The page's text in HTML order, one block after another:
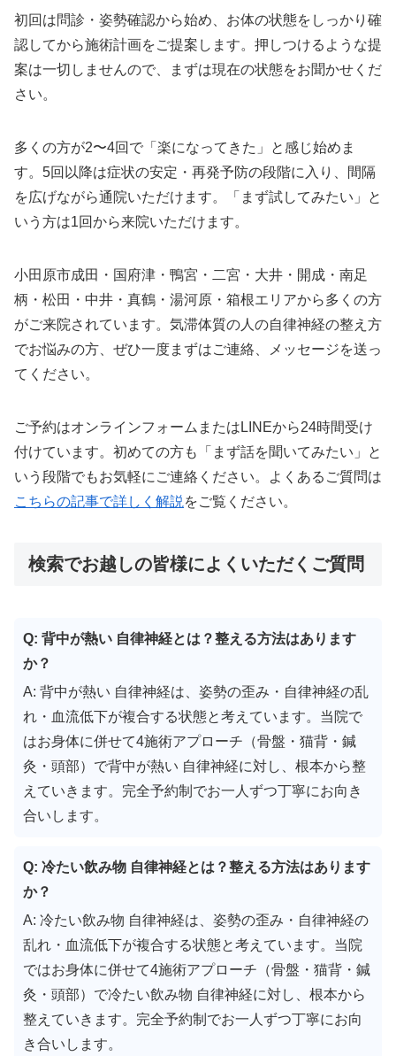
初回は問診・姿勢確認から始め、お体の状態をしっかり確
認してから施術計画をご提案します。押しつけるような提
案は一切しませんので、まずは現在の状態をお聞かせくだ
さい。
多くの方が2〜4回で「楽になってきた」と感じ始めま
す。5回以降は症状の安定・再発予防の段階に入り、間隔
を広げながら通院いただけます。「まず試してみたい」と
いう方は1回から来院いただけます。
小田原市成田・国府津・鴨宮・二宮・大井・開成・南足
柄・松田・中井・真鶴・湯河原・箱根エリアから多くの方
がご来院されています。気滞体質の人の自律神経の整え方
でお悩みの方、ぜひ一度まずはご連絡、メッセージを送っ
てください。
ご予約はオンラインフォームまたはLINEから24時間受け
付けています。初めての方も「まず話を聞いてみたい」と
いう段階でもお気軽にご連絡ください。よくあるご質問は
こちらの記事で詳しく解説 をご覧ください。
検索でお越しの皆様によくいただくご質問
Q: 背中が熱い 自律神経とは？整える方法はあります
か？
A: 背中が熱い 自律神経は、姿勢の歪み・自律神経の乱
れ・血流低下が複合する状態と考えています。当院で
はお身体に併せて4施術アプローチ（骨盤・猫背・鍼
灸・頭部）で背中が熱い 自律神経に対し、根本から整
えていきます。完全予約制でお一人ずつ丁寧にお向き
合いします。
Q: 冷たい飲み物 自律神経とは？整える方法はあります
か？
A: 冷たい飲み物 自律神経は、姿勢の歪み・自律神経の
乱れ・血流低下が複合する状態と考えています。当院
ではお身体に併せて4施術アプローチ（骨盤・猫背・鍼
灸・頭部）で冷たい飲み物 自律神経に対し、根本から
整えていきます。完全予約制でお一人ずつ丁寧にお向
き合いします。